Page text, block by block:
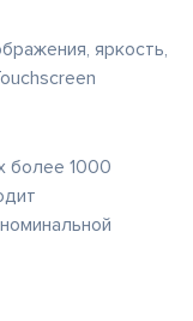
яркость,
более 1000